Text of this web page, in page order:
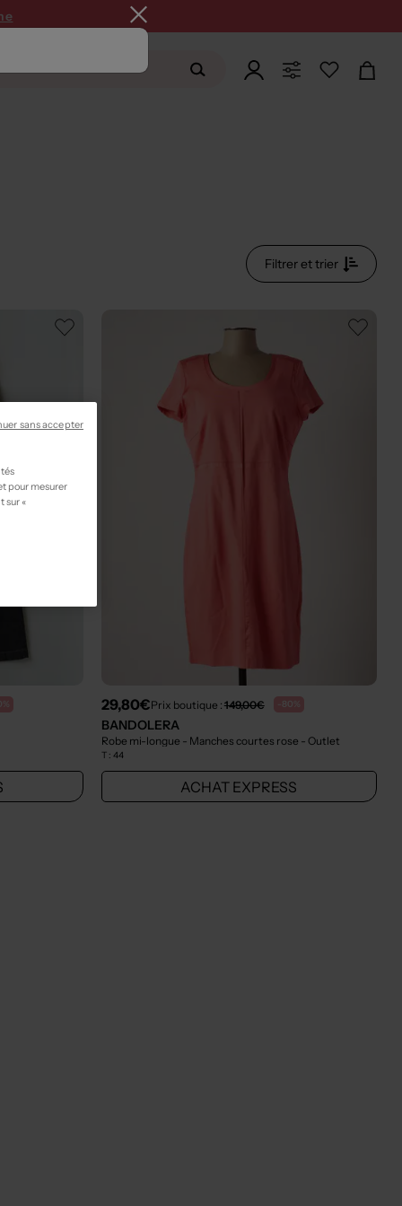
Filtrer et trier
29,80€Prix boutique : 149,00€ -80%
BANDOLERA
Robe mi-longue - Manches courtes rose - Outlet
T : 44
ACHAT EXPRESS
pour mesurer
sur «
sans accepter